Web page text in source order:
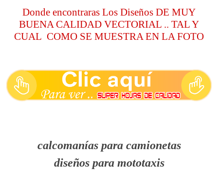
Donde encontraras Los Diseños DE MUY
BUENA CALIDAD VECTORIAL .. TAL Y
CUAL COMO SE MUESTRA EN LA FOTO
calcomanías para camionetas
diseños para mototaxis